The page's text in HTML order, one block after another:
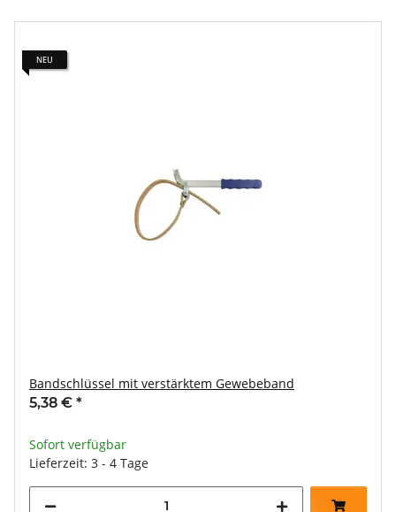
NEU
Bandschlüssel mit verstärktem Gewebeband
5,38 € *
Sofort verfügbar
Lieferzeit: 3 - 4 Tage